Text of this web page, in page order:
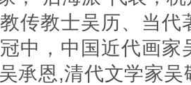
传教士吴历、当代
中，中国近代画家
承恩,清代文学家